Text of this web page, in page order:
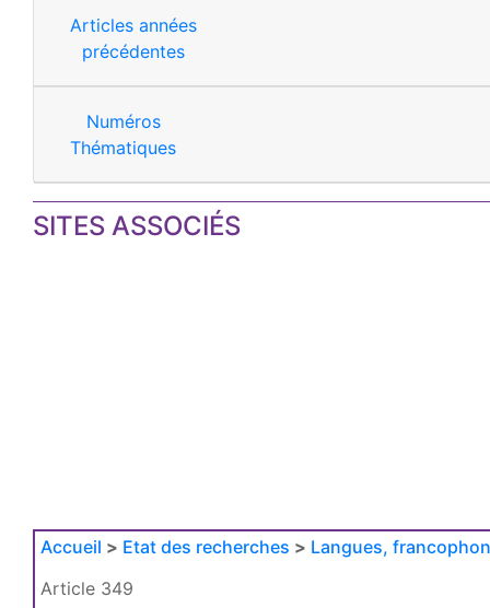
Articles années
précédentes
Numéros
Thématiques
SITES ASSOCIÉS
Accueil > Etat des recherches > Langues,
Article 349